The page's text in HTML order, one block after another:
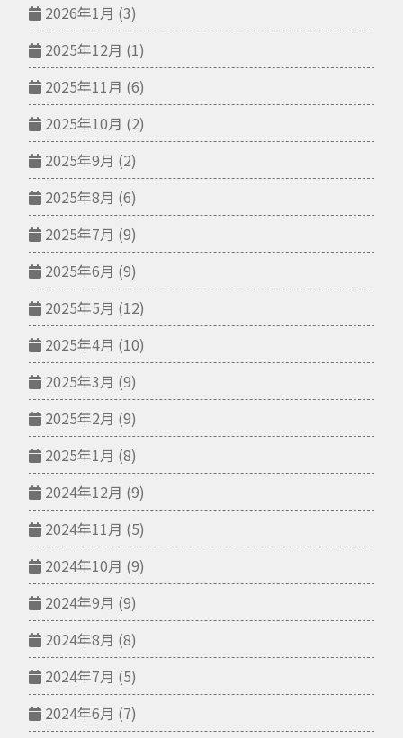
2026年1月 (3)
2025年12月 (1)
2025年11月 (6)
2025年10月 (2)
2025年9月 (2)
2025年8月 (6)
2025年7月 (9)
2025年6月 (9)
2025年5月 (12)
2025年4月 (10)
2025年3月 (9)
2025年2月 (9)
2025年1月 (8)
2024年12月 (9)
2024年11月 (5)
2024年10月 (9)
2024年9月 (9)
2024年8月 (8)
2024年7月 (5)
2024年6月 (7)